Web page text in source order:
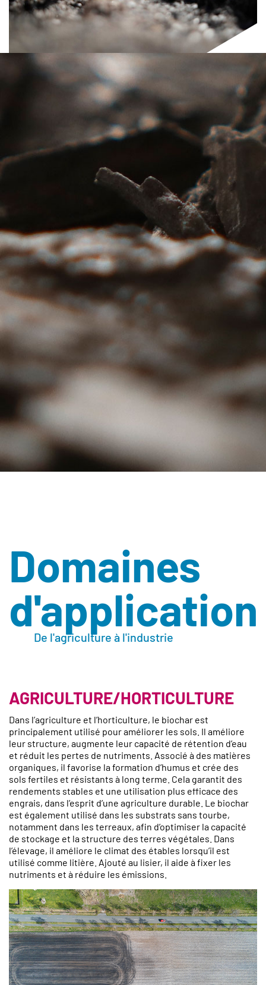
Domaines
d'application
De l'agriculture à l'industrie
AGRICULTURE/HORTICULTURE
Dans l’agriculture et l’horticulture, le biochar est
principalement utilisé pour améliorer les sols. Il améliore
leur structure, augmente leur capacité de rétention d’eau
et réduit les pertes de nutriments. Associé à des matières
organiques, il favorise la formation d’humus et crée des
sols fertiles et résistants à long terme. Cela garantit des
rendements stables et une utilisation plus efficace des
engrais, dans l’esprit d’une agriculture durable. Le biochar
est également utilisé dans les substrats sans tourbe,
notamment dans les terreaux, afin d’optimiser la capacité
de stockage et la structure des terres végétales. Dans
l’élevage, il améliore le climat des étables lorsqu’il est
utilisé comme litière . Ajouté au lisier, il aide à fixer les
nutriments et à réduire les émissions.